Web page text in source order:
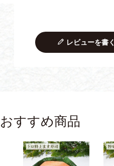
レビューを書く
おすすめ商品